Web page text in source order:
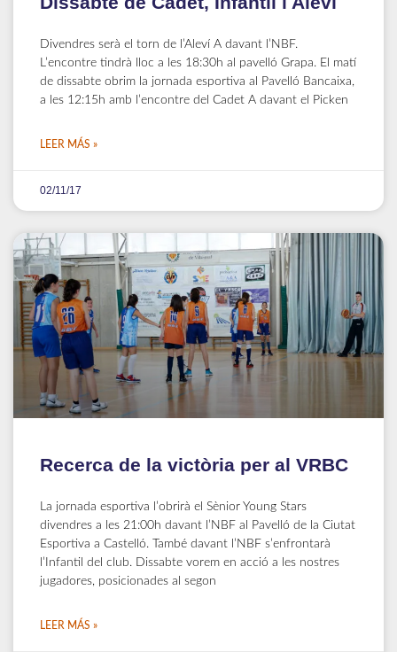
Divendres serà el torn de l’Aleví A davant l’NBF.
L’encontre tindrà lloc a les 18:30h al pavelló Grapa. El matí
de dissabte obrim la jornada esportiva al Pavelló Bancaixa,
a les 12:15h amb l’encontre del Cadet A davant el Picken
LEER MÁS »
02/11/17
Recerca de la victòria per al VRBC
La jornada esportiva l’obrirà el Sènior Young Stars
divendres a les 21:00h davant l’NBF al Pavelló de la Ciutat
Esportiva a Castelló. També davant l’NBF s’enfrontarà
l’Infantil del club. Dissabte vorem en acció a les nostres
jugadores, posicionades al segon
LEER MÁS »